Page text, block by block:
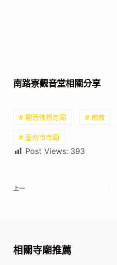
南路寮觀音堂相關分享
# 觀音佛祖寺廟 # 佛教
# 臺南市寺廟
Post Views: 393
上一
相關寺廟推薦